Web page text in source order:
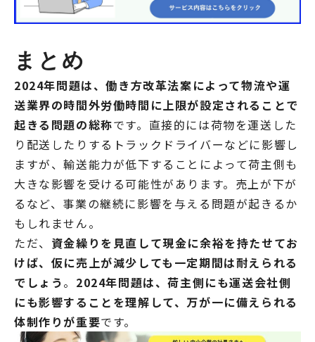
まとめ
2024年問題は、働き方改革法案によって物流や運
送業界の時間外労働時間に上限が設定されることで
起きる問題の総称です。直接的には荷物を運送した
り配送したりするトラックドライバーなどに影響し
ますが、輸送能力が低下することによって荷主側も
大きな影響を受ける可能性があります。売上が下が
るなど、事業の継続に影響を与える問題が起きるか
もしれません。
ただ、 資金繰りを見直して現金に余裕を持たせてお
けば、仮に売上が減少しても一定期間は耐えられる
でしょう 。 2024年問題は、荷主側にも運送会社側
にも影響することを理解して、万が一に備えられる
体制作りが重要です。